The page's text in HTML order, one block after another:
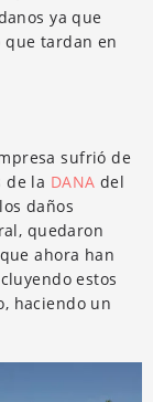
ya que
tardan en
sufrió de
de la DANA del
daños
quedaron
ahora han
estos
haciendo un